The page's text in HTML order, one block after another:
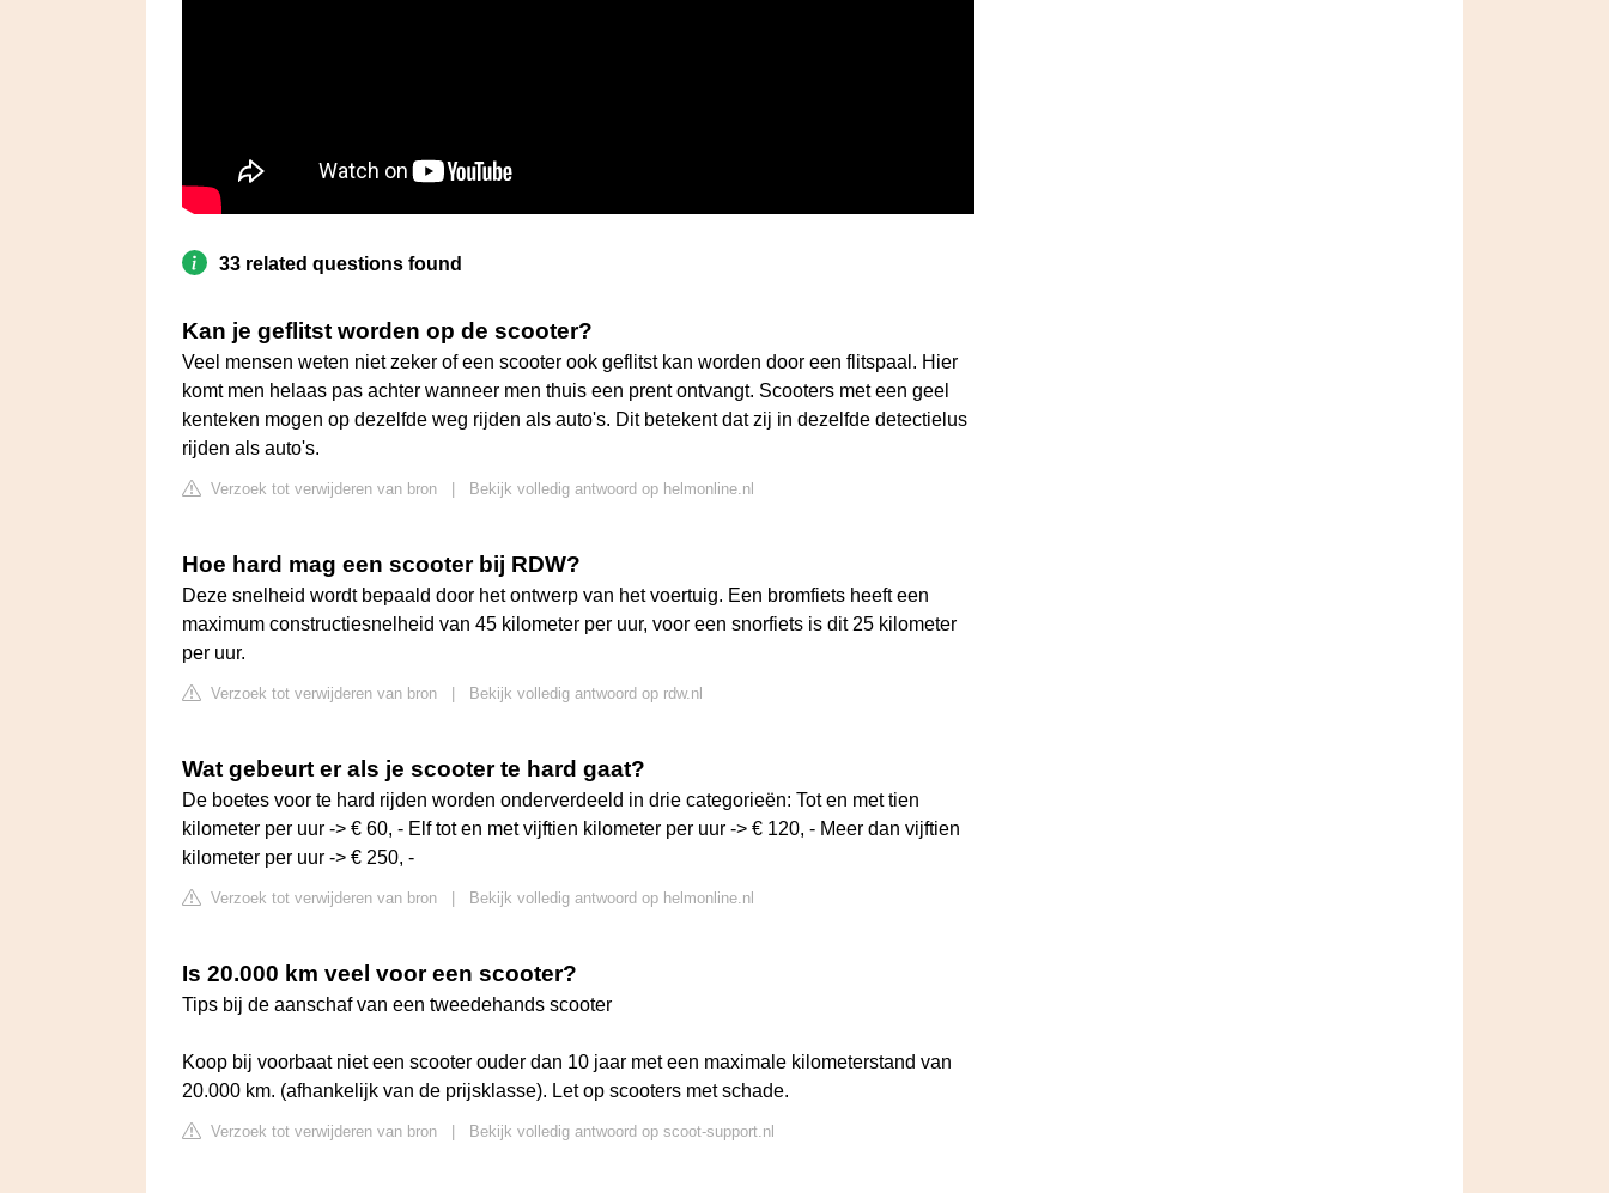
33 related questions found
Kan je geflitst worden op de scooter?
Veel mensen weten niet zeker of een scooter ook geflitst kan worden door een flitspaal. Hier
komt men helaas pas achter wanneer men thuis een prent ontvangt. Scooters met een geel
kenteken mogen op dezelfde weg rijden als auto's. Dit betekent dat zij in dezelfde detectielus
rijden als auto's.
Verzoek tot verwijderen van bron Bekijk volledig antwoord op helmonline.nl
Hoe hard mag een scooter bij RDW?
Deze snelheid wordt bepaald door het ontwerp van het voertuig. Een bromfiets heeft een
maximum constructiesnelheid van 45 kilometer per uur, voor een snorfiets is dit 25 kilometer
per uur.
Verzoek tot verwijderen van bron Bekijk volledig antwoord op rdw.nl
Wat gebeurt er als je scooter te hard gaat?
De boetes voor te hard rijden worden onderverdeeld in drie categorieën: Tot en met tien
kilometer per uur -> € 60, - Elf tot en met vijftien kilometer per uur -> € 120, - Meer dan vijftien
kilometer per uur -> € 250, -
Verzoek tot verwijderen van bron Bekijk volledig antwoord op helmonline.nl
Is 20.000 km veel voor een scooter?
Tips bij de aanschaf van een tweedehands scooter
Koop bij voorbaat niet een scooter ouder dan 10 jaar met een maximale kilometerstand van
20.000 km. (afhankelijk van de prijsklasse). Let op scooters met schade.
Verzoek tot verwijderen van bron Bekijk volledig antwoord op scoot-support.nl